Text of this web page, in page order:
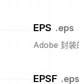
EPS .eps
Adobe 封
EPSF .